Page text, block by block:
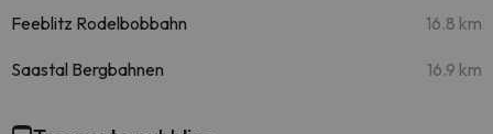
Feeblitz Rodelbobbahn 16.8 km
Saastal Bergbahnen 16.9 km